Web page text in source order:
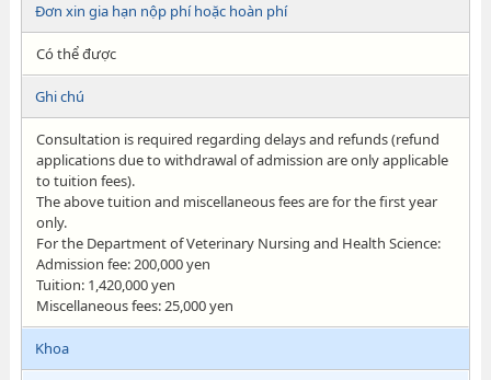
Đơn xin gia hạn nộp phí hoặc hoàn phí
Có thể được
Ghi chú
Consultation is required regarding delays and refunds (refund
applications due to withdrawal of admission are only applicable
to tuition fees).
The above tuition and miscellaneous fees are for the first year
only.
For the Department of Veterinary Nursing and Health Science:
Admission fee: 200,000 yen
Tuition: 1,420,000 yen
Miscellaneous fees: 25,000 yen
Khoa